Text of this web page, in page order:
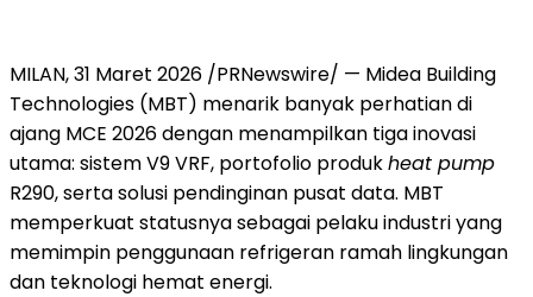
MILAN,31 Maret 2026 /PRNewswire/ — Midea Building
Technologies (MBT) menarik banyak perhatian di
ajang MCE 2026 dengan menampilkan tiga inovasi
utama: sistem V9 VRF, portofolio produkheat pump
R290, serta solusi pendinginan pusat data. MBT
memperkuat statusnya sebagai pelaku industri yang
memimpin penggunaan refrigeran ramah lingkungan
dan teknologi hemat energi.